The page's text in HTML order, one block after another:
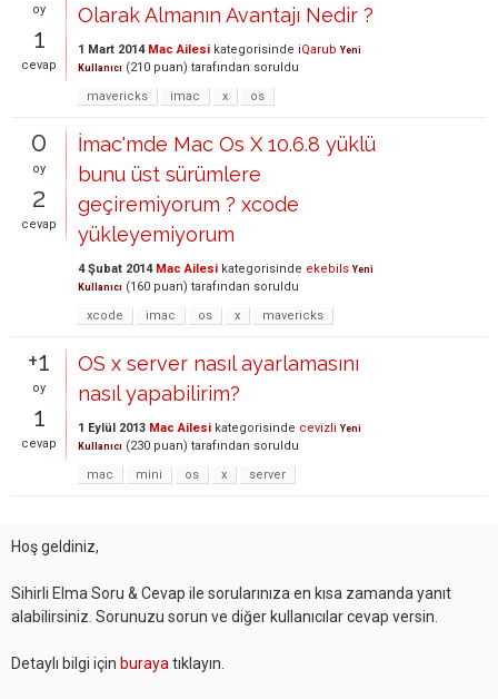
oy
1
cevap
Olarak Almanın Avantajı Nedir ?
1 Mart 2014 Mac Ailesi kategorisinde iQarub Yeni
Kullanıcı (210 puan) tarafından soruldu
mavericks
imac x os
0
oy
2
cevap
İmac'mde Mac Os X 10.6.8 yüklü
bunu üst sürümlere
geçiremiyorum ? xcode
yükleyemiyorum
4 Şubat 2014 Mac Ailesi kategorisinde ekebils Yeni
Kullanıcı (160 puan) tarafından soruldu
xcode
imac os x mavericks
+1
oy
1
cevap
OS x server nasıl ayarlamasını
nasıl yapabilirim?
1 Eylül 2013 Mac Ailesi kategorisinde cevizli Yeni
Kullanıcı (230 puan) tarafından soruldu
mac
mini os x server
Hoş geldiniz,
Sihirli Elma Soru & Cevap ile sorularınıza en kısa zamanda yanıt
alabilirsiniz. Sorunuzu sorun ve diğer kullanıcılar cevap versin.
Detaylı bilgi için buraya tıklayın.